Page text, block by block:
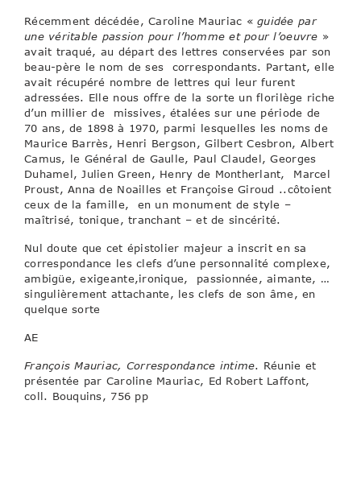
Récemment décédée, Caroline Mauriac «guidée par
une véritable passion pour l’homme et pour l’oeuvre »
avait traqué, au départ des lettres conservées par son
beau-père le nom de ses correspondants. Partant, elle
avait récupéré nombre de lettres qui leur furent
adressées. Elle nous offre de la sorte un florilège riche
d’un millier de missives, étalées sur une période de
70 ans, de 1898 à 1970, parmi lesquelles les noms de
Maurice Barrès, Henri Bergson, Gilbert Cesbron, Albert
Camus, le Général de Gaulle, Paul Claudel, Georges
Duhamel, Julien Green, Henry de Montherlant, Marcel
Proust, Anna de Noailles et Françoise Giroud ..côtoient
ceux de la famille, en un monument de style –
maîtrisé, tonique, tranchant – et de sincérité.
Nul doute que cet épistolier majeur a inscrit en sa
correspondance les clefs d’une personnalité complexe,
ambigüe, exigeante,ironique, passionnée, aimante, …
singulièrement attachante, les clefs de son âme, en
quelque sorte
AE
François Mauriac, Correspondance intime. Réunie et
présentée par Caroline Mauriac, Ed Robert Laffont,
coll. Bouquins, 756 pp